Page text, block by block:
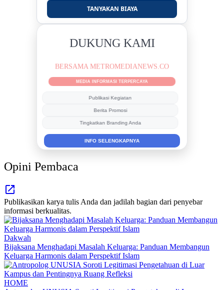
TANYAKAN BIAYA
DUKUNG KAMI
BERSAMA METROMEDIANEWS.CO
MEDIA INFORMASI TERPERCAYA
Publikasi Kegiatan
Berita Promosi
Tingkatkan Branding Anda
INFO SELENGKAPNYA
Opini Pembaca
Publikasikan karya tulis Anda dan jadilah bagian dari penyebar
informasi berkualitas.
Dakwah
Bijaksana Menghadapi Masalah Keluarga: Panduan Membangun
Keluarga Harmonis dalam Perspektif Islam
HOME